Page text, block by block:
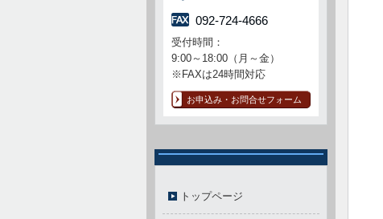
092-724-4666
受付時間：
9:00～18:00（月～金）
※FAXは24時間対応
お申込み・お問合せフォーム
トップページ